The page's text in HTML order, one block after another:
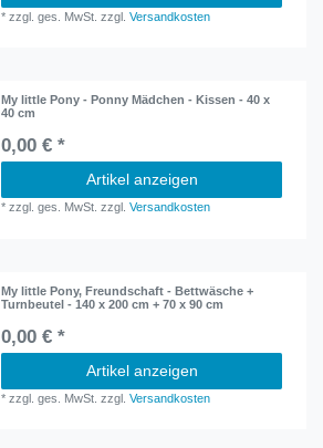
*zzgl. ges. MwSt. zzgl.Versandkosten
My little Pony - Ponny Mädchen - Kissen - 40 x
40 cm
0,00 € *
Artikel anzeigen
*zzgl. ges. MwSt. zzgl.Versandkosten
My little Pony, Freundschaft - Bettwäsche +
Turnbeutel - 140 x 200 cm + 70 x 90 cm
0,00 € *
Artikel anzeigen
*zzgl. ges. MwSt. zzgl.Versandkosten